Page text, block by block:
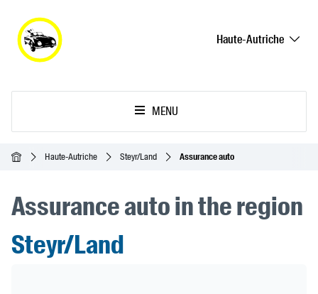
Haute-Autriche
MENU
AccueilHaute-Autriche Steyr/Land Assurance auto
Assurance auto in the region
Steyr/Land